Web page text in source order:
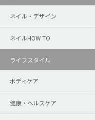
ネイル・デザイン
ネイルHOW TO
ライフスタイル
ボディケア
健康・ヘルスケア